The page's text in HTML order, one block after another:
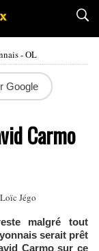
- OL
Google
Carmo
Loïc Jégo
malgré tout
serait prêt
Carmo sur ce